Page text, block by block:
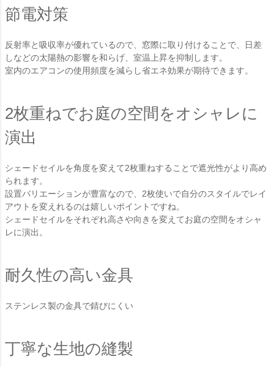
節電対策
反射率と吸収率が優れているので、窓際に取り付けることで、日差
しなどの太陽熱の影響を和らげ、室温上昇を抑制します。
室内のエアコンの使用頻度を減らし省エネ効果が期待できます。
2枚重ねでお庭の空間をオシャレに
演出
シェードセイルを角度を変えて2枚重ねすることで遮光性がより高め
られます。
設置バリエーションが豊富なので、2枚使いで自分のスタイルでレイ
アウトを変えれるのは嬉しいポイントですね。
シェードセイルをそれぞれ高さや向きを変えてお庭の空間をオシャ
レに演出。
耐久性の高い金具
ステンレス製の金具で錆びにくい
丁寧な生地の縫製